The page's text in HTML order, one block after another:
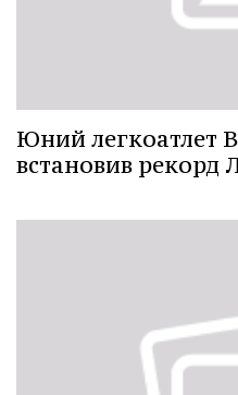
Юний легкоатлет
встановив рекорд